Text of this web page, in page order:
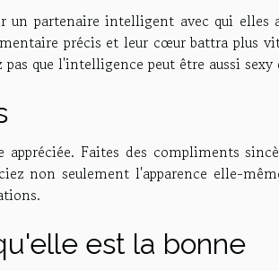
un partenaire intelligent avec qui elles
précis et leur cœur battra plus
que l'intelligence peut être aussi sexy
appréciée. Faites des compliments
non seulement l'apparence elle-
est la bonne